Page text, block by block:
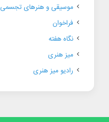
موسیقی و هنرهای تجسمی
فراخوان
نگاه هفته
میز هنری
رادیو میز هنری